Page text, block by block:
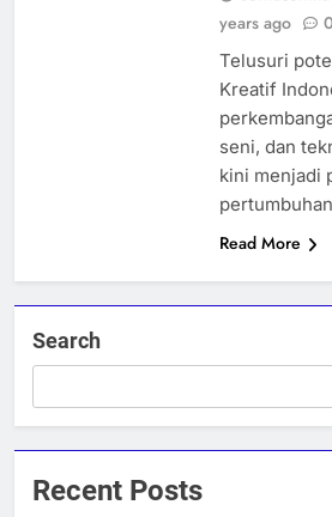
years ago
0
Telusuri
Kreatif
seni, dan
kini menjadi
Read More
Search
Recent Posts